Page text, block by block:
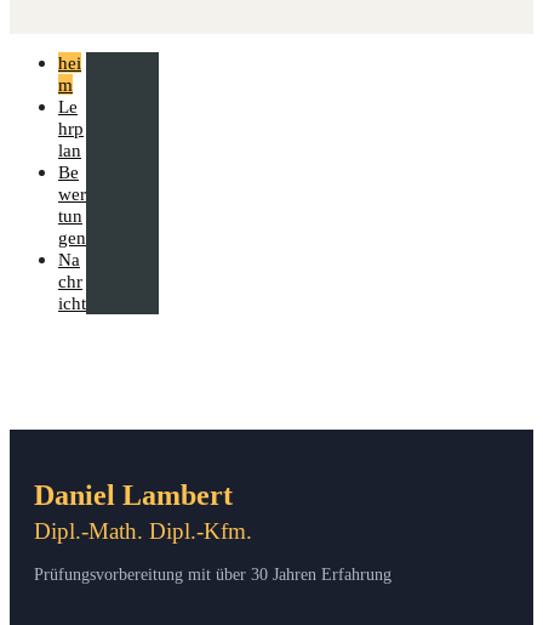
hei
m
Le
hrp
lan
Be
wer
tun
gen
Na
chr
icht
Daniel Lambert
Dipl.-Math. Dipl.-Kfm.
Prüfungsvorbereitung mit über 30 Jahren Erfahrung